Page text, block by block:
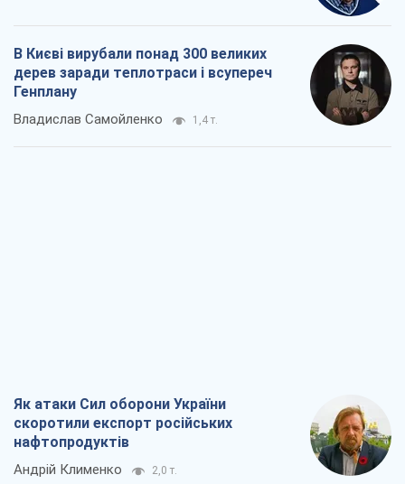
В Києві вирубали понад 300 великих
дерев заради теплотраси і всупереч
Генплану
Владислав Самойленко 1,4 т.
Як атаки Сил оборони України
скоротили експорт російських
нафтопродуктів
Андрій Клименко 2,0 т.